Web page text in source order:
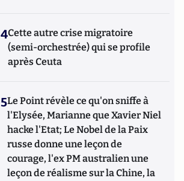
4Cette autre crise migratoire
(semi-orchestrée) qui se profile
après Ceuta
5Le Point révèle ce qu'on sniffe à
l'Elysée, Marianne que Xavier Niel
hacke l'Etat; Le Nobel de la Paix
russe donne une leçon de
courage, l'ex PM australien une
leçon de réalisme sur la Chine, la